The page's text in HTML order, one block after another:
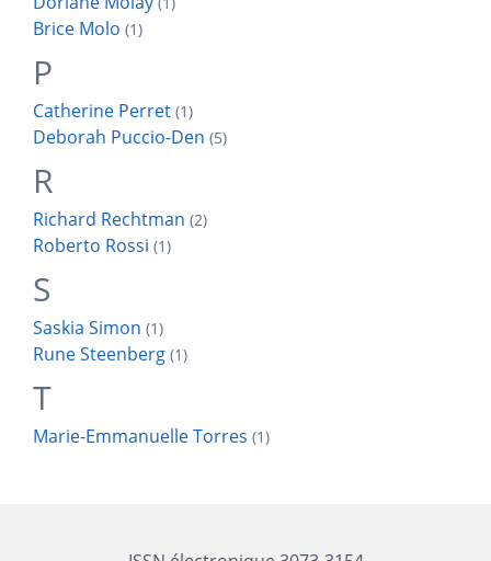
Brice Molo (1)
P
Catherine Perret (1)
Deborah Puccio-Den (5)
R
Richard Rechtman (2)
Roberto Rossi (1)
S
Saskia Simon (1)
RuneSteenberg (1)
T
Marie-EmmanuelleTorres (1)